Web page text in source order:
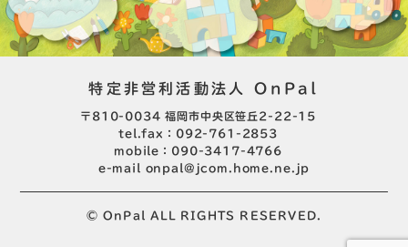
特定非営利活動法人 OnPal
〒810-0034 福岡市中央区笹丘2-22-15
tel.fax：092-761-2853
mobile：090-3417-4766
e-mail onpal@jcom.home.ne.jp
© OnPal ALL RIGHTS RESERVED.